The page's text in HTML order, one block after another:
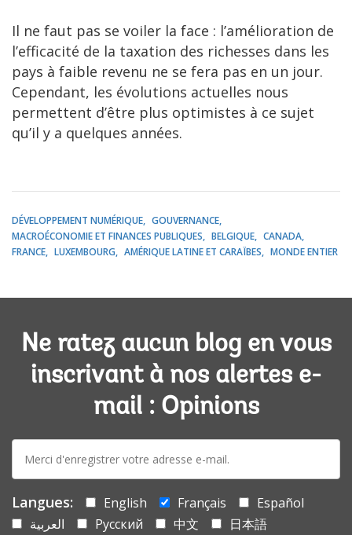
Il ne faut pas se voiler la face : l’amélioration de
l’efficacité de la taxation des richesses dans les
pays à faible revenu ne se fera pas en un jour.
Cependant, les évolutions actuelles nous
permettent d’être plus optimistes à ce sujet
qu’il y a quelques années.
DÉVELOPPEMENT NUMÉRIQUE
GOUVERNANCE
MACROÉCONOMIE ET FINANCES PUBLIQUES
BELGIQUE
CANADA
FRANCE
LUXEMBOURG AMÉRIQUE LATINE ET CARAÏBES MONDE ENTIER
Ne ratez aucun blog en vous
inscrivant à nos alertes e-
mail : Opinions
mail:
Langues: English Français
Español
العربية
Русский 中文
日本語